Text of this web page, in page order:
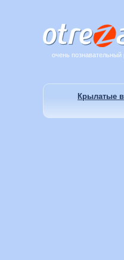
очень познавательный
Крылатые